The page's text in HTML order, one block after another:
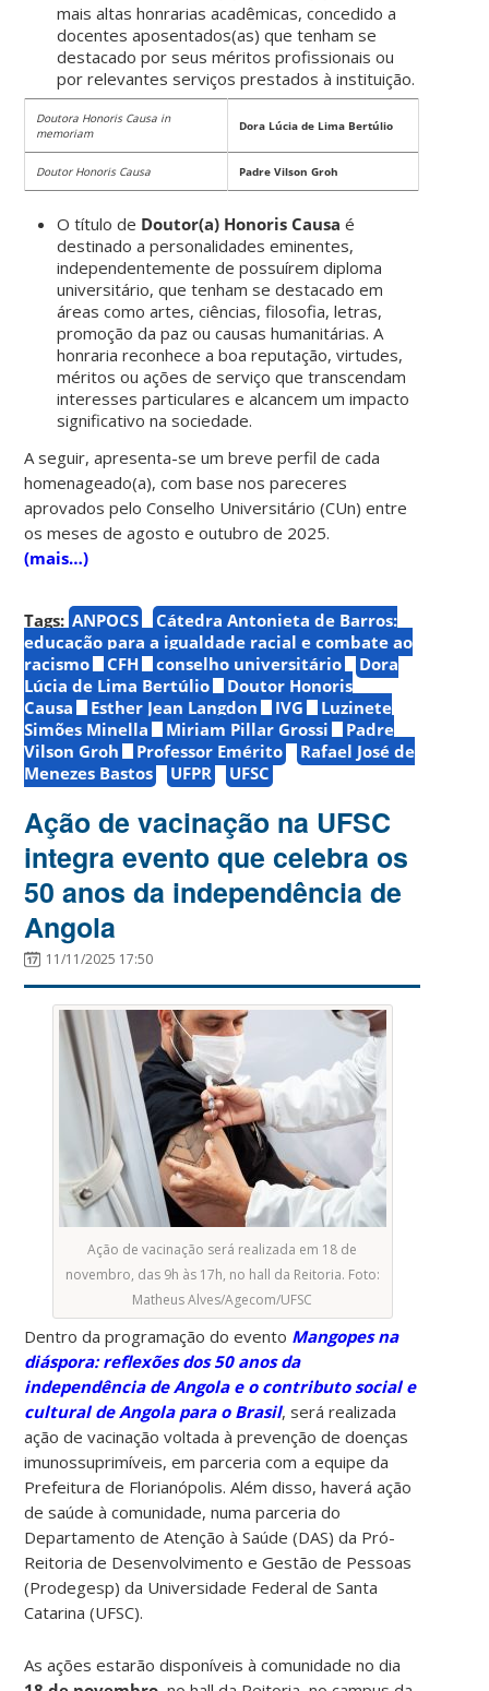
mais altas honrarias acadêmicas, concedido a
docentes aposentados(as) que tenham se
destacado por seus méritos profissionais ou
por relevantes serviços prestados à instituição.
Doutora Honoris Causa in
memoriam
Dora Lúcia de Lima Bertúlio
Doutor Honoris Causa Padre Vilson Groh
O título de Doutor(a) Honoris Causa é
destinado a personalidades eminentes,
independentemente de possuírem diploma
universitário, que tenham se destacado em
áreas como artes, ciências, filosofia, letras,
promoção da paz ou causas humanitárias. A
honraria reconhece a boa reputação, virtudes,
méritos ou ações de serviço que transcendam
interesses particulares e alcancem um impacto
significativo na sociedade.
A seguir, apresenta-se um breve perfil de cada
homenageado(a), com base nos pareceres
aprovados pelo Conselho Universitário (CUn) entre
os meses de agosto e outubro de 2025.
(mais…)
Tags: ANPOCS
Cátedra Antonieta de Barros:
educação para a igualdade racial e combate ao
racismo
CFH conselho universitário
Dora
Lúcia de Lima Bertúlio
Doutor Honoris
Causa
Esther Jean Langdon IVG
Luzinete
Simões Minella
Miriam Pillar Grossi
Padre
Vilson Groh
Professor Emérito
Rafael José de
Menezes Bastos
UFPR UFSC
Ação de vacinação na UFSC
integra evento que celebra os
50 anos da independência de
Angola
11/11/2025 17:50
Ação de vacinação será realizada em 18 de
novembro, das 9h às 17h, no hall da Reitoria. Foto:
Matheus Alves/Agecom/UFSC
Dentro da programação do evento Mangopes na
diáspora: reflexões dos 50 anos da
independência de Angola e o contributo social e
cultural de Angola para o Brasil, será realizada
ação de vacinação voltada à prevenção de doenças
imunossuprimíveis, em parceria com a equipe da
Prefeitura de Florianópolis. Além disso, haverá ação
de saúde à comunidade, numa parceria do
Departamento de Atenção à Saúde (DAS) da Pró-
Reitoria de Desenvolvimento e Gestão de Pessoas
(Prodegesp) da Universidade Federal de Santa
Catarina (UFSC).
As ações estarão disponíveis à comunidade no dia